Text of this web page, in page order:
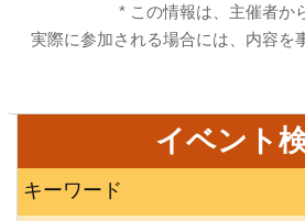
* この情報は、主催者か
実際に参加される場合には、内容を
イベント
キーワード